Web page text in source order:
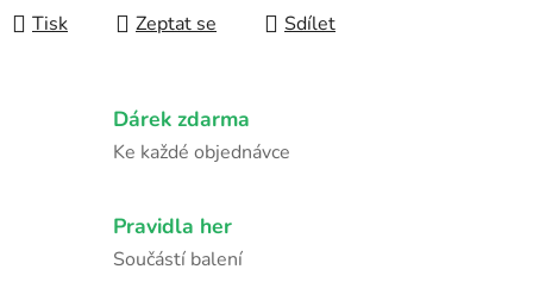
Tisk Zeptat se Sdílet
Dárek zdarma
Ke každé objednávce
Pravidla her
Součástí balení